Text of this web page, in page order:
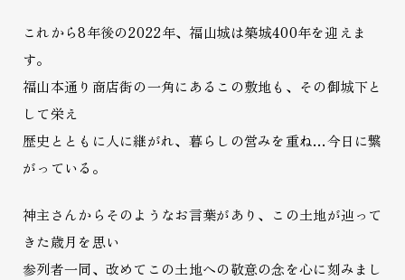
これから8年後の2022年、福山城は築城400年を迎えま
す。
福山本通り商店街の一角にあるこの敷地も、その御城下と
して栄え
歴史とともに人に継がれ、暮らしの営みを重ね…今日に繋
がっている。
神主さんからそのようなお言葉があり、この土地が辿って
きた歳月を思い
参列者一同、改めてこの土地への敬意の念を心に刻みまし